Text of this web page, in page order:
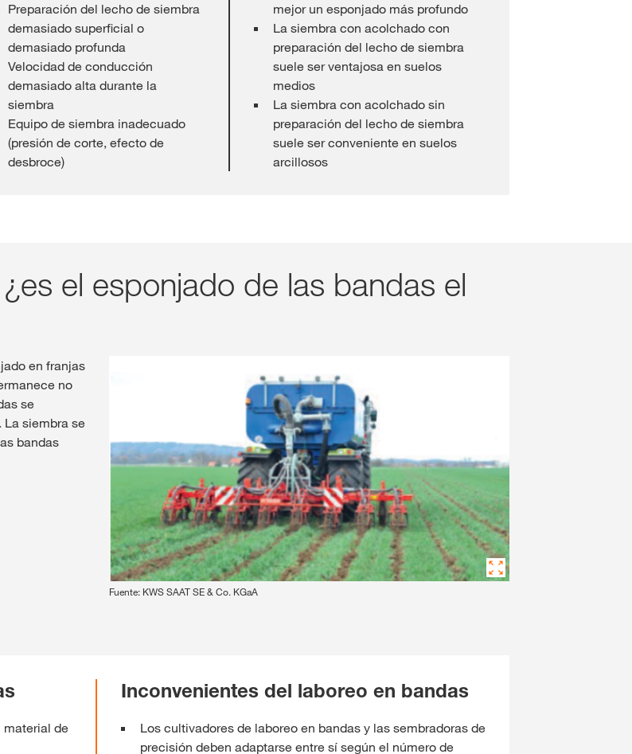
Preparación del lecho de siembra
demasiado superficial o
demasiado profunda
Velocidad de conducción
demasiado alta durante la
siembra
Equipo de siembra inadecuado
(presión de corte, efecto de
desbroce)
mejor un esponjado más profundo
La siembra con acolchado con
preparación del lecho de siembra
suele ser ventajosa en suelos
medios
La siembra con acolchado sin
preparación del lecho de siembra
suele ser conveniente en suelos
arcillosos
el esponjado de las bandas el
en franjas
no
se
siembra se
bandas
Fuente: KWS SAAT SE & Co. KGaA
material de
Inconvenientes del laboreo en bandas
Los cultivadores de laboreo en bandas y las sembradoras de
precisión deben adaptarse entre sí según el número de